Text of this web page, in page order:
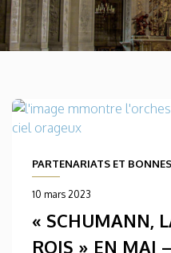
PARTENARIATS ET
10 mars 2023
« SCHUMANN,
ROIS » EN MAI